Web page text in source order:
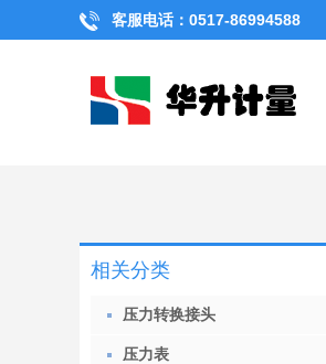
客服电话：0517-86994588
相关分类
压力转换接头
压力表